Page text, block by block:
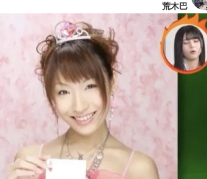
荒木巴